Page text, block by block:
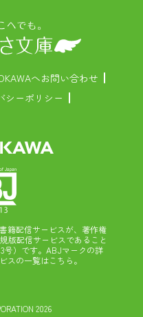
へお問い合わせ
シーポリシー
籍配信サービスが、著作権
版配信サービスであること
号）です。ABJマークの詳
スの一覧はこちら。
2026